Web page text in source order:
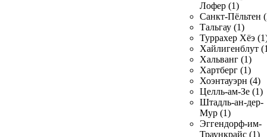
Лофер (1)
Санкт-Пёльтен
Тальгау (1)
Туррахер Хёэ
Хайлигенблут
Хальванг (1)
Хартберг (1)
Хоэнтауэрн (4)
Целль-ам-Зе (1)
Штадль-ан-дер-
Мур (1)
Эггендорф-им-
Траункрайс (1)